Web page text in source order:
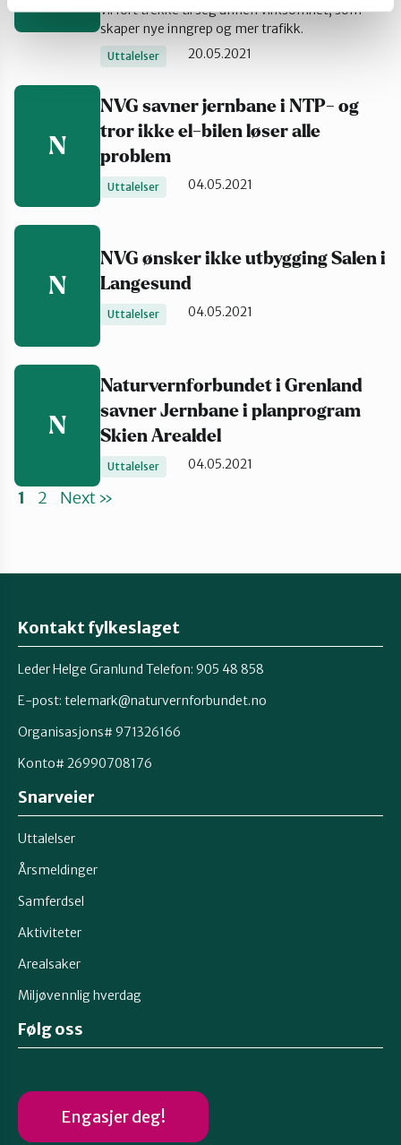
vil fort trekke til seg annen virksomhet, som
skaper nye inngrep og mer trafikk.
Uttalelser 20.05.2021
N
NVG savner jernbane i NTP- og
tror ikke el-bilen løser alle
problem
Uttalelser 04.05.2021
N
NVG ønsker ikke utbygging Salen i
Langesund
Uttalelser 04.05.2021
N
Naturvernforbundet i Grenland
savner Jernbane i planprogram
Skien Arealdel
Uttalelser 04.05.2021
1 2 Next »
Kontakt fylkeslaget
Leder Helge Granlund Telefon: 905 48 858
E-post: telemark@naturvernforbundet.no
Organisasjons# 971326166
Konto# 26990708176
Snarveier
Uttalelser
Årsmeldinger
Samferdsel
Aktiviteter
Arealsaker
Miljøvennlig hverdag
Følg oss
Engasjer deg!